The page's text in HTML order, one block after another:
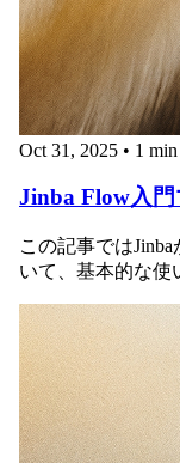
Oct 31, 2025 • 1 min
Jinba Flow入
この記事では
いて、基本的な使